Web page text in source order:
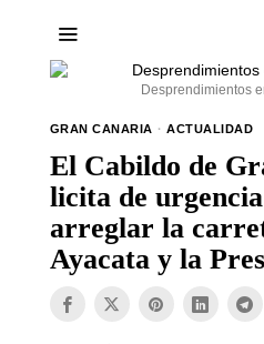
Desprendimientos
GRAN CANARIA · ACTUALIDAD
El Cabildo de
licita de
arreglar la
Ayacata y la